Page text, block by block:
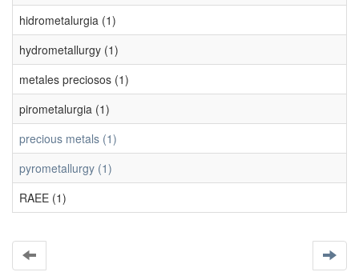
hidrometalurgia (1)
hydrometallurgy (1)
metales preciosos (1)
pirometalurgia (1)
precious metals (1)
pyrometallurgy (1)
RAEE (1)